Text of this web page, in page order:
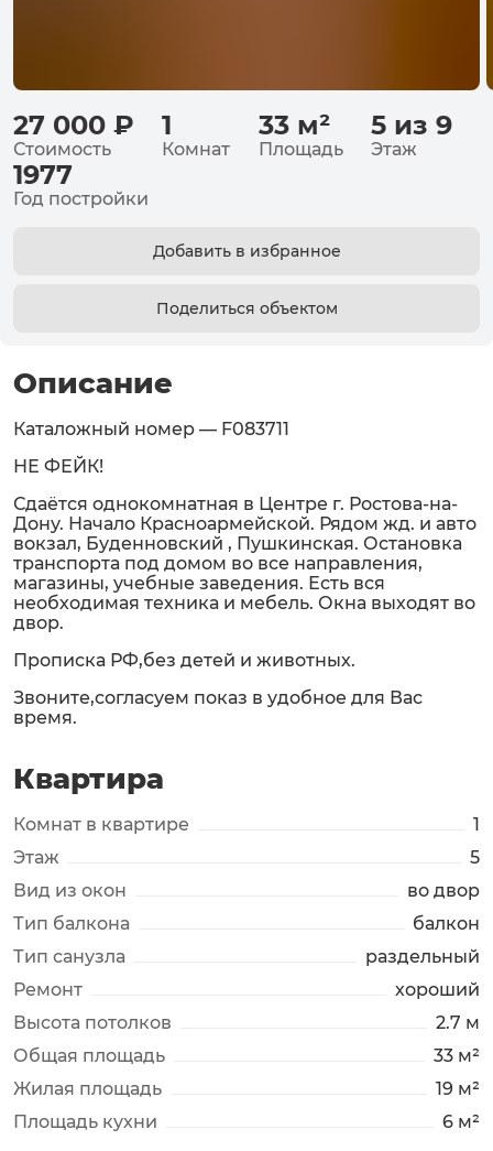
27 000 ₽
Стоимость
1
Комнат
33 м²
Площадь
5 из 9
Этаж
1977
Год постройки
Добавить в избранное
Поделиться объектом
Описание
Каталожный номер — F083711
НЕ ФЕЙК!
Сдаётся однокомнатная в Центре г. Ростова-на-
Дону. Начало Красноармейской. Рядом жд. и авто
вокзал, Буденновский , Пушкинская. Остановка
транспорта под домом во все направления,
магазины, учебные заведения. Есть вся
необходимая техника и мебель. Окна выходят во
двор.
Прописка РФ,без детей и животных.
Звоните,согласуем показ в удобное для Вас
время.
Квартира
Комнат в квартире
1
Этаж
5
Вид из окон
во двор
Тип балкона
балкон
Тип санузла
раздельный
Ремонт
хороший
Высота потолков
2.7 м
Общая площадь
33 м²
Жилая площадь
19 м²
Площадь кухни
6 м²